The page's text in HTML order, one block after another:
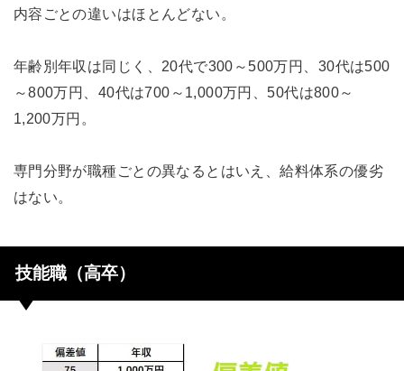
内容ごとの違いはほとんどない。
年齢別年収は同じく、20代で300～500万円、30代は500
～800万円、40代は700～1,000万円、50代は800～
1,200万円。
専門分野が職種ごとの異なるとはいえ、給料体系の優劣
はない。
技能職（高卒）